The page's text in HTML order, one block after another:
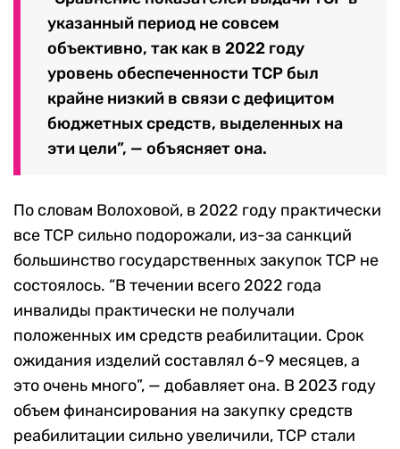
указанный период не совсем
объективно, так как в 2022 году
уровень обеспеченности ТСР был
крайне низкий в связи с дефицитом
бюджетных средств, выделенных на
эти цели”, — объясняет она.
По словам Волоховой, в 2022 году практически
все ТСР сильно подорожали, из-за санкций
большинство государственных закупок ТСР не
состоялось. “В течении всего 2022 года
инвалиды практически не получали
положенных им средств реабилитации. Срок
ожидания изделий составлял 6-9 месяцев, а
это очень много”, — добавляет она. В 2023 году
объем финансирования на закупку средств
реабилитации сильно увеличили, ТСР стали